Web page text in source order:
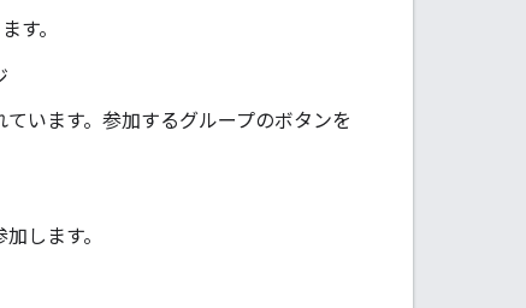
す。
います。参加するグループのボタンを
します。